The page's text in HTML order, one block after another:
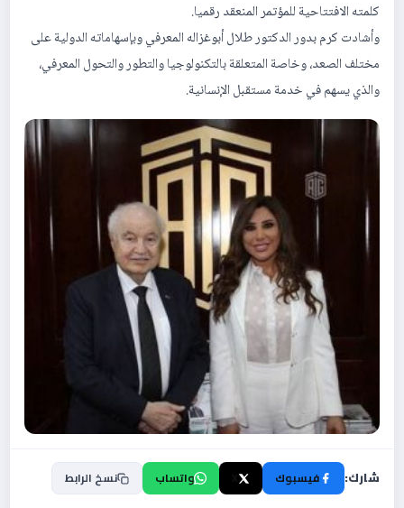
كلمته الافتتاحية للمؤتمر المنعقد رقميا.
وأشادت كرم بدور الدكتور طلال أبوغزاله المعرفي وبإسهاماته الدولية على
مختلف الصعد، وخاصة المتعلقة بالتكنولوجيا والتطور والتحول المعرفي،
والذي يسهم في خدمة مستقبل الإنسانية.
شارك: فيسبوك واتساب نسخ الرابط